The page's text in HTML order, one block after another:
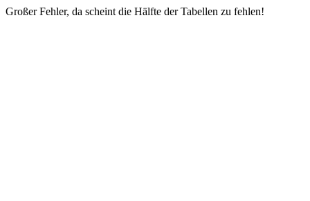
Großer Fehler, da scheint die Hälfte der Tabellen zu fehlen!